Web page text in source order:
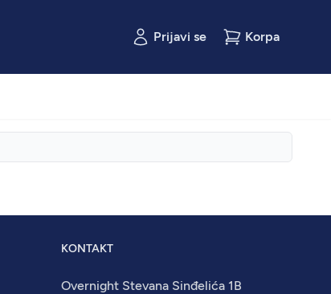
Prijavi se Korpa
KONTAKT
Overnight Stevana Sinđelića 1B